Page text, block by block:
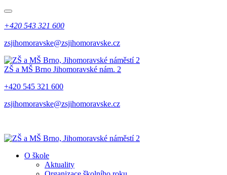
+420 543 321 600
zsjihomoravske@zsjihomoravske.cz
ZŠ a MŠ Brno Jihomoravské nám. 2
+420 545 321 600
zsjihomoravske@zsjihomoravske.cz
O škole
Aktuality